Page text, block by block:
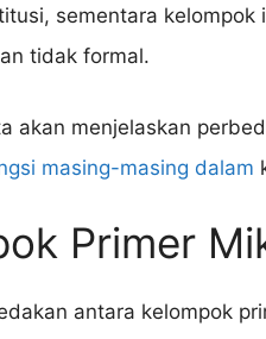
sementara
tidak formal.
akan menjelaskan
masing-masing dalam
Primer
antara kelompok